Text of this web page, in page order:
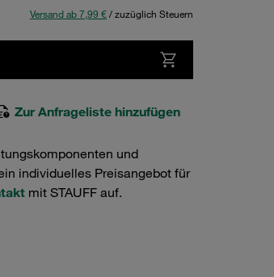
Versand ab 7,99 €/ zuzüglich Steuern
Zur Anfrageliste hinzufügen
und
individuelles Preisangebot für
mit STAUFF auf.